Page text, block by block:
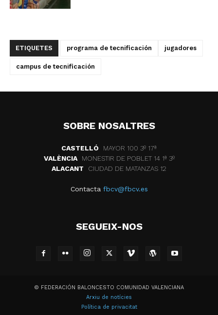
ETIQUETES programa de tecnificación jugadores
campus de tecnificación
SOBRE NOSALTRES
CASTELLÓ
MAYOR 100 3º 17ª
VALÈNCIA
MONESTIR DE POBLET 14 1ª 3º
ALACANT
CIUDAD DE MATANZAS 12
Contacta fbcv@fbcv.es
SEGUEIX-NOS
© FEDERACIÓN BALONCESTO COMUNIDAD VALENCIANA
Arxiu de notícies
Política de privacitat